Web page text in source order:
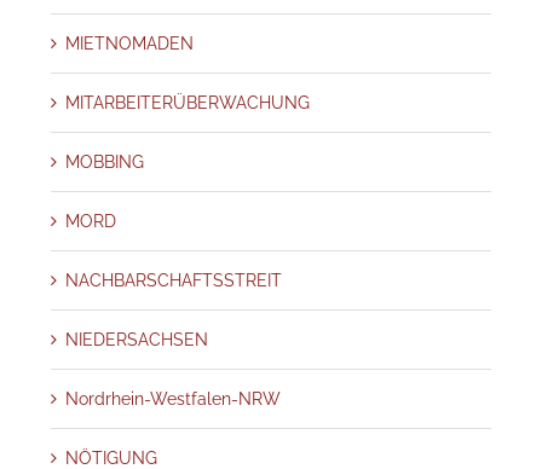
MIETNOMADEN
MITARBEITERÜBERWACHUNG
MOBBING
MORD
NACHBARSCHAFTSSTREIT
NIEDERSACHSEN
Nordrhein-Westfalen-NRW
NÖTIGUNG